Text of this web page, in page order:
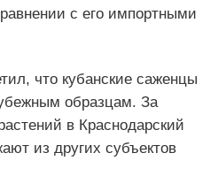
с его импортными
что кубанские саженцы
образцам. За
в Краснодарский
из других субъектов